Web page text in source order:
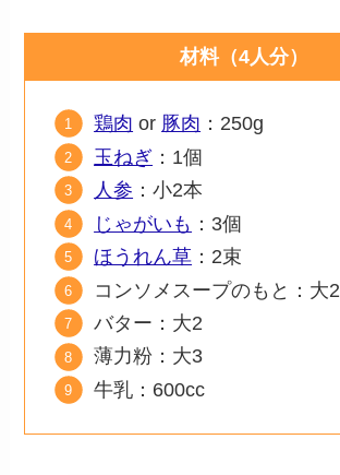
材料（4人分）
鶏肉 or 豚肉 ：250g
玉ねぎ ：1個
人参 ：小2本
じゃがいも ：3個
ほうれん草 ：2束
コンソメスープのもと：大2
バター：大2
薄力粉：大3
牛乳：600cc